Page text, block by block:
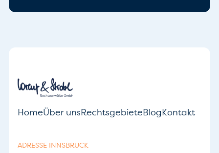
HomeÜber unsRechtsgebieteBlogKontakt
ADRESSE INNSBRUCK